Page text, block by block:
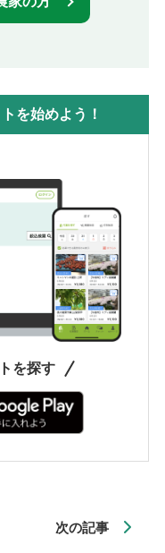
を始めよう！
を探す
次の記事